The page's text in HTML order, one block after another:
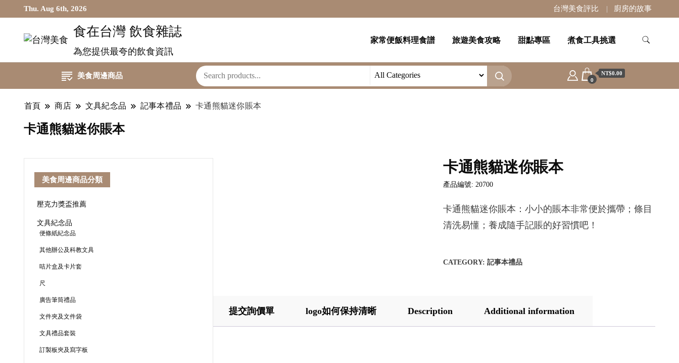
Thu. Aug 6th, 2026 台灣美食評比 廚房的故事
食在台灣 飲食雜誌
為您提供最夸的飲食資訊
家常便飯料理食譜 旅遊美食攻略 甜點專區 煮食工具挑選
美食周邊商品 0
NT$0.00
首頁 商店 文具紀念品 記事本禮品 卡通熊貓迷你賬本
卡通熊貓迷你賬本
卡通熊貓迷你賬本
產品編號: 20700
卡通熊貓迷你賬本：小小的賬本非常便於攜帶；條目
清洗易懂；養成隨手記賬的好習慣吧！
CATEGORY: 記事本禮品
提交詢價單 logo如何保持清晰 Description Additional information
美食周邊商品分類
壓克力獎盃推薦
文具紀念品
便條紙紀念品
其他辦公及科教文具
咭片盒及卡片套
尺
廣告筆筒禮品
文件夾及文件袋
文具禮品套裝
訂製板夾及寫字板